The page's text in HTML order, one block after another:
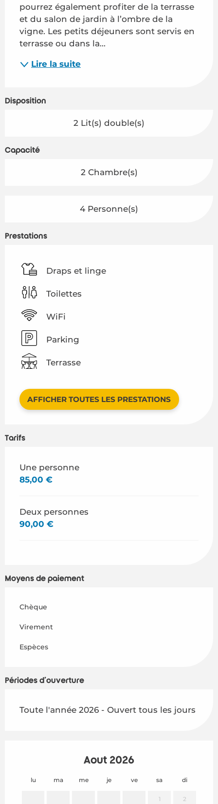
pourrez également profiter de la terrasse
et du salon de jardin à l’ombre de la
vigne. Les petits déjeuners sont servis en
terrasse ou dans la...
Lire la suite
Disposition
2 Lit(s) double(s)
Capacité
2 Chambre(s)
4 Personne(s)
Prestations
Draps et linge
Toilettes
WiFi
Parking
Terrasse
AFFICHER TOUTES LES PRESTATIONS
Tarifs
Tarifs 2026
Une personne
85,00 €
Deux personnes
90,00 €
Moyens de paiement
Chèque
Virement
Espèces
Périodes d'ouverture
Toute l'année 2026 - Ouvert tous les jours
Août 2026
lu ma me je ve sa di
1 2